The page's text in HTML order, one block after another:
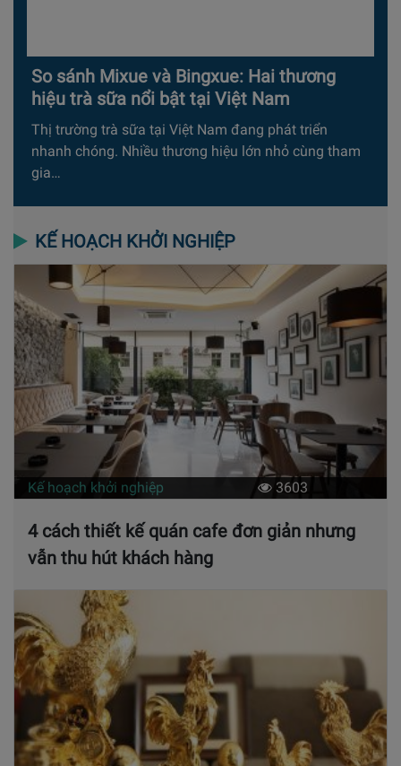
So sánh Mixue và Bingxue: Hai thương
hiệu trà sữa nổi bật tại Việt Nam
Thị trường trà sữa tại Việt Nam đang phát triển
nhanh chóng. Nhiều thương hiệu lớn nhỏ cùng tham
gia…
KẾ HOẠCH KHỞI NGHIỆP
Kế hoạch khởi nghiệp 3603
4 cách thiết kế quán cafe đơn giản nhưng
vẫn thu hút khách hàng